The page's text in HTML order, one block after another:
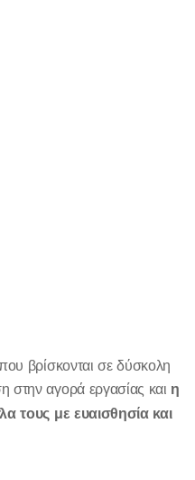
βρίσκονται σε δύσκολη
στην αγορά εργασίας και η
τους με ευαισθησία και